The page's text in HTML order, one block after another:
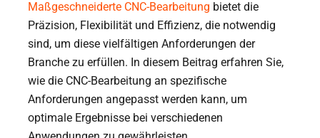
Maßgeschneiderte CNC-Bearbeitung bietet die
Präzision, Flexibilität und Effizienz, die notwendig
sind, um diese vielfältigen Anforderungen der
Branche zu erfüllen. In diesem Beitrag erfahren Sie,
wie die CNC-Bearbeitung an spezifische
Anforderungen angepasst werden kann, um
optimale Ergebnisse bei verschiedenen